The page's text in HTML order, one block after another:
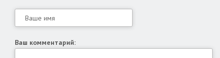
Ваш комментарий: